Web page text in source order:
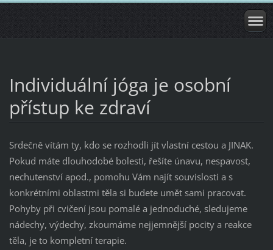
Individuální jóga je osobní
přístup ke zdraví
Srdečně vítám ty, kdo se rozhodli jít vlastní cestou a JINAK.
Pokud máte dlouhodobé bolesti, řešíte únavu, nespavost,
nechutenství apod., pomohu Vám najít souvislosti a s
konkrétními oblastmi těla si budete umět sami pracovat.
Pohyby při cvičení jsou pomalé a jednoduché, sledujeme
nádechy, výdechy, zkoumáme nejjemnější pocity a reakce
těla, je to kompletní terapie.